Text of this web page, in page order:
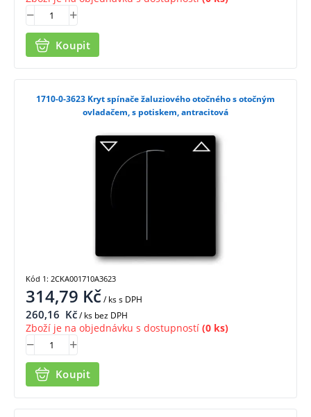
Koupit
1710-0-3623 Kryt spínače žaluziového otočného s otočným
ovladačem, s potiskem, antracitová
314,79 Kč/ kss DPH
260,16 Kč/ ks bez DPH
Zboží je na objednávku s dostupností (0 ks)
Koupit
Kód 1: 2CKA001710A3623